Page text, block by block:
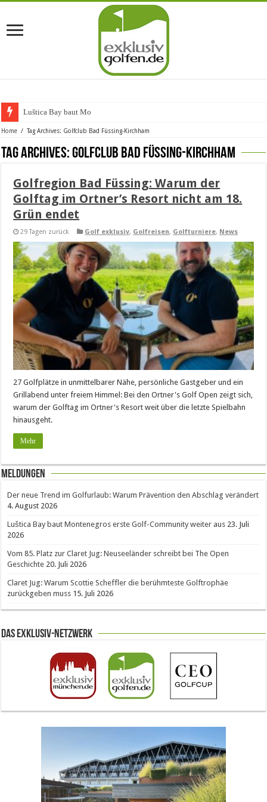
Luštica Bay baut Montene
Home / Tag Archives: Golfclub Bad Füssing-Kirchham
Tag Archives:Golfclub Bad Füssing-Kirchham
Golfregion Bad Füssing: Warum der
Golftag im Ortner’s Resort nicht am 18.
Grün endet
29 Tagen zurück Golf exklusiv, Golfreisen, Golfturniere, News
27 Golfplätze in unmittelbarer Nähe, persönliche Gastgeber und ein
Grillabend unter freiem Himmel: Bei den Ortner's Golf Open zeigt sich,
warum der Golftag im Ortner's Resort weit über die letzte Spielbahn
hinausgeht.
Mehr
Meldungen
Der neue Trend im Golfurlaub: Warum Prävention den Abschlag verändert
4. August 2026
Luštica Bay baut Montenegros erste Golf-Community weiter aus 23. Juli
2026
Vom 85. Platz zur Claret Jug: Neuseeländer schreibt bei The Open
Geschichte 20. Juli 2026
Claret Jug: Warum Scottie Scheffler die berühmteste Golftrophäe
zurückgeben muss 15. Juli 2026
Das Exklusiv-Netzwerk